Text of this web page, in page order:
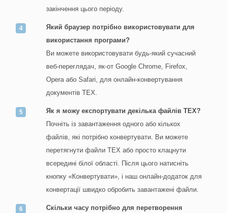
закінчення цього періоду.
Який браузер потрібно використовувати для
використання програми?
Ви можете використовувати будь-який сучасний
веб-переглядач, як-от Google Chrome, Firefox,
Opera або Safari, для онлайн-конвертування
документів TEX.
Як я можу експортувати декілька файлів TEX?
Почніть із завантаження одного або кількох
файлів, які потрібно конвертувати. Ви можете
перетягнути файли TEX або просто клацнути
всередині білої області. Після цього натисніть
кнопку «Конвертувати», і наш онлайн-додаток для
конвертації швидко обробить завантажені файли.
Скільки часу потрібно для перетворення